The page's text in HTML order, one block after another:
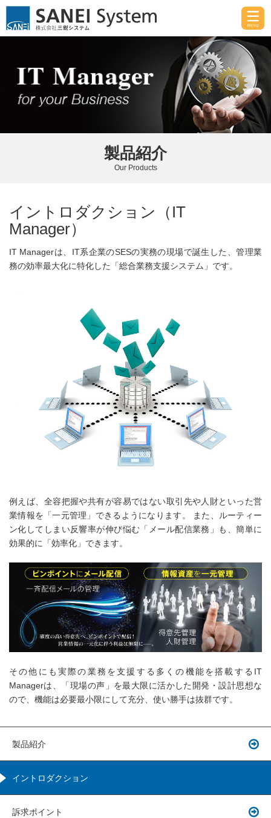
製品紹介
Our Products
イントロダクション（IT
Manager）
IT Managerは、IT系企業のSESの実務の現場で誕生した、管理業
務の効率最大化に特化した「総合業務支援システム」です。
例えば、全容把握や共有が容易ではない取引先や人財といった営
業情報を「一元管理」できるようになります。 また、ルーティー
ン化してしまい反響率が伸び悩む「メール配信業務」も、簡単に
効果的に「効率化」できます。
その他にも実際の業務を支援する多くの機能を搭載するIT
Managerは、「現場の声」を最大限に活かした開発・設計思想な
ので、機能は必要最小限にして充分、使い勝手は抜群です。
製品紹介
イントロダクション
訴求ポイント